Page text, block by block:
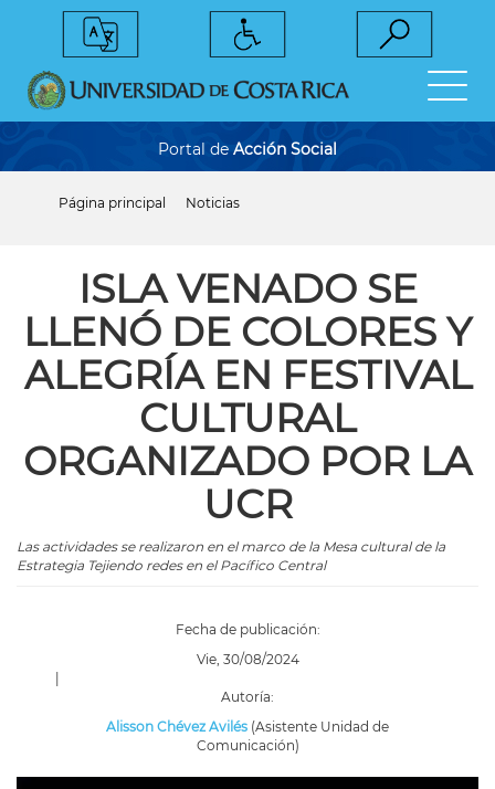
Portal de Acción Social
ayuda
navegación
Página principal Noticias
ISLA VENADO SE
LLENÓ DE COLORES Y
ALEGRÍA EN FESTIVAL
CULTURAL
ORGANIZADO POR LA
UCR
Las actividades se realizaron en el marco de la Mesa cultural de la
Estrategia Tejiendo redes en el Pacífico Central
Fecha de publicación:
Vie, 30/08/2024
|
Autoría:
Alisson Chévez Avilés (Asistente Unidad de
Comunicación)